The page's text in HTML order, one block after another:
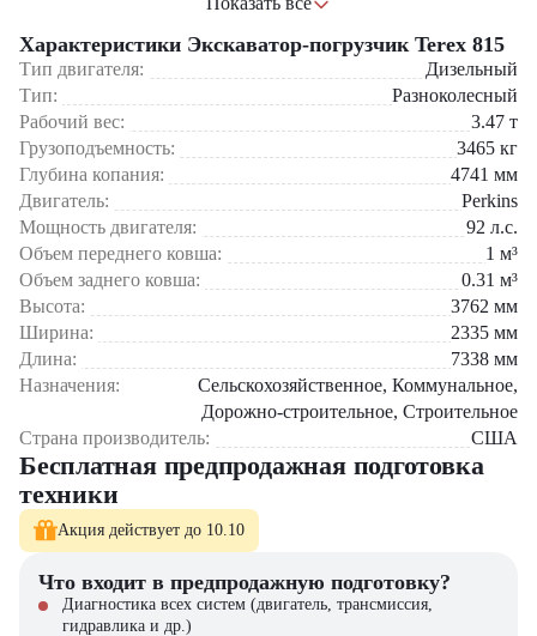
Надежность
прочная конструкция и
качественные компоненты
гарантируют долгий срок
службы
Эффективность
высокая скорость операций
производительность на
объекте
Комфорт
эргономичная кабина с
хорошей обзорностью
снижает усталость оператора
Где применяется Экскаватор-погрузчик Terex 815?
В строительстве для земляных работ и подготовки площадок
В дорожном хозяйстве при ремонте и строительстве трасс
В коммунальном секторе для благоустройства территорий
В сельском хозяйстве для работ на полях и фермах
На промышленных объектах для погрузочно-разгрузочных
операций
Почему стоит выбрать Terex 815?
Экскаватор-погрузчик Terex 815 сочетает высокую мощность,
долговечность и удобство в эксплуатации. Это решение для тех, кто
ценит надежную технику, способную работать без простоев и
выполнять задачи максимально эффективно. Машина адаптирована
для работы в любых условиях и помогает снизить
эксплуатационные расходы.
Экскаватор-погрузчик Terex 815
«ЦТО». Компания является официальным дилером и предлагает
новые модели техники. На нашем сайте представлен широкий
выбор спецтехники, вилочной и малой складской техники,
навесного оборудования и запчастей.
Характеристики Экскаватор-погрузчик Terex 815
Тип двигателя:
Дизельный
Тип:
Разноколесный
Рабочий вес:
3.47 т
Грузоподъемность:
3465 кг
Глубина копания:
4741 мм
Двигатель:
Perkins
Мощность двигателя:
92 л.с.
Объем переднего ковша:
1 м³
Объем заднего ковша:
0.31 м³
Высота:
3762 мм
Ширина:
2335 мм
Длина:
7338 мм
Назначения:
Сельскохозяйственное, Коммунальное,
Дорожно-строительное, Строительное
Страна производитель:
США
Бесплатная предпродажная подготовка
техники
Акция действует до 10.10
Что входит в предпродажную подготовку?
Диагностика всех систем (двигатель, трансмиссия,
гидравлика и др.)